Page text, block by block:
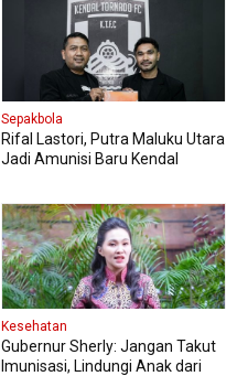
Sepakbola
Rifal Lastori, Putra Maluku Utara
Jadi Amunisi Baru Kendal
Kesehatan
Gubernur Sherly: Jangan Takut
Imunisasi, Lindungi Anak dari